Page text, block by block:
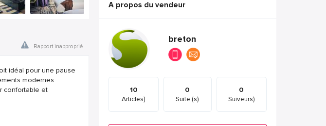
Rapport inapproprié
idéal pour une pause
modernes
confortable et
A propos du vendeur
breton
10
Articles)
0
Suite (s)
0
Suiveurs)